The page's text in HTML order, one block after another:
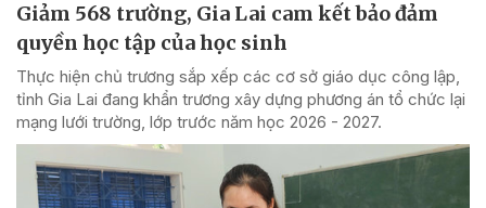
Giảm 568 trường, Gia Lai cam kết bảo đảm
quyền học tập của học sinh
Thực hiện chủ trương sắp xếp các cơ sở giáo dục công lập,
tỉnh Gia Lai đang khẩn trương xây dựng phương án tổ chức lại
mạng lưới trường, lớp trước năm học 2026 - 2027.